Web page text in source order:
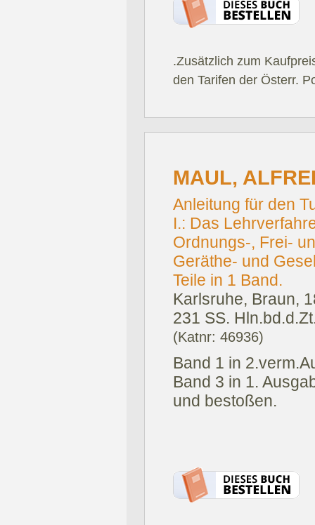
.Zusätzlich zum
den Tarifen der Österr.
MAUL,
Anleitung für den
I.: Das
Ordnungs-, Frei-
Geräthe- und
Teile in 1 Band.
Karlsruhe, Braun,
231 SS.
(Katnr: 46936)
Band 1 in
Band 3 in 1.
und bestoßen.